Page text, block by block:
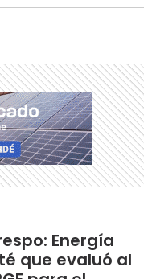
Energía
que evaluó al